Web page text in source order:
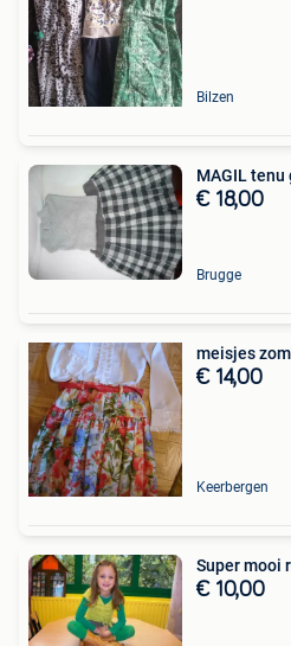
Bilzen
MAGIL
€ 18,00
Brugge
€ 14,00
Keerbergen
Super mooi
€ 10,00